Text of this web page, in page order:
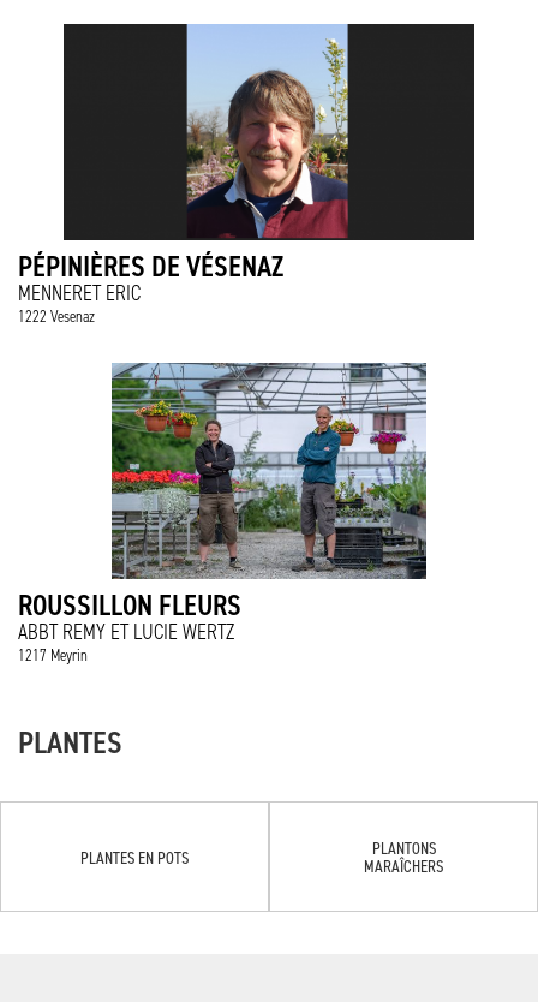
PÉPINIÈRES DE VÉSENAZ
MENNERET ERIC
1222 Vesenaz
ROUSSILLON FLEURS
ABBT REMY ET LUCIE WERTZ
1217 Meyrin
PLANTES
PLANTES EN POTS
PLANTONS
MARAÎCHERS